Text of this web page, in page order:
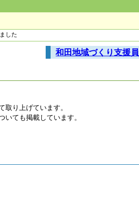
した
和田地域づくり支援員
り上げています。
いても掲載しています。